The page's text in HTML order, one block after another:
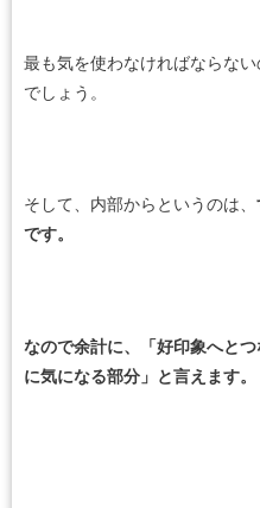
最も気を使わなければならない
でしょう。
そして、内部からというのは、
です。
なので余計に、「好印象へと
に気になる部分」と言えます。